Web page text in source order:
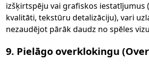
izšķirtspēju vai grafiskos iestatījumus
kvalitāti, tekstūru detalizāciju), vari
nezaudējot pārāk daudz no spēles
9. Pielāgo overklokingu